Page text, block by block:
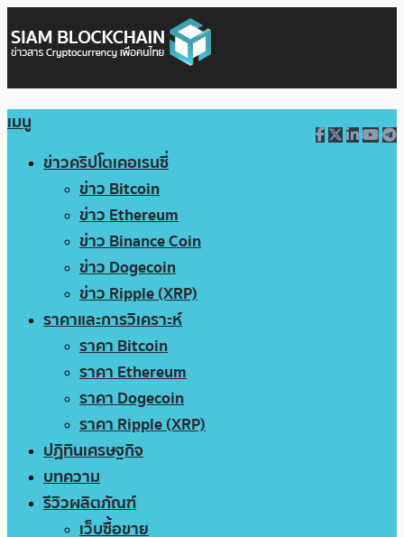
เมนู
ข่าวคริปโตเคอเรนซี่
ข่าว Bitcoin
ข่าว Ethereum
ข่าว Binance Coin
ข่าว Dogecoin
ข่าว Ripple (XRP)
ราคาและการวิเคราะห์
ราคา Bitcoin
ราคา Ethereum
ราคา Dogecoin
ราคา Ripple (XRP)
ปฏิทินเศรษฐกิจ
บทความ
รีวิวผลิตภัณฑ์
เว็บซื้อขาย